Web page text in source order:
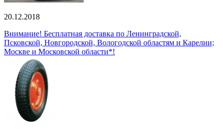
20.12.2018
Внимание! Бесплатная доставка по Ленинградской,
Псковской, Новгородской, Вологодской областям и Карелии;
Москве и Московской области*!